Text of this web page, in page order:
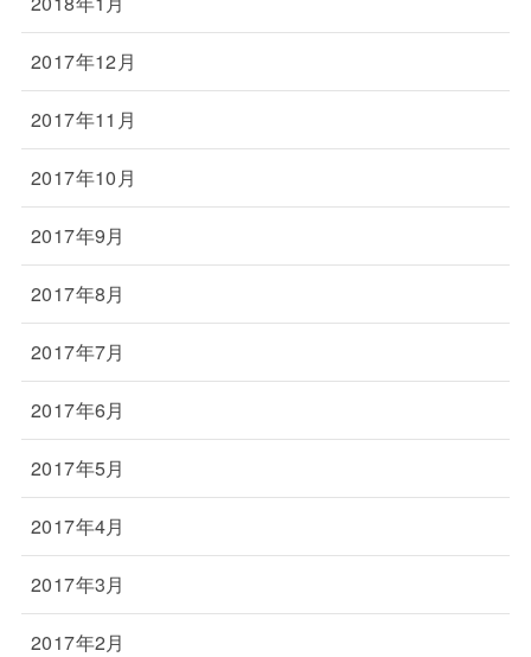
2017年12月
2017年11月
2017年10月
2017年9月
2017年8月
2017年7月
2017年6月
2017年5月
2017年4月
2017年3月
2017年2月